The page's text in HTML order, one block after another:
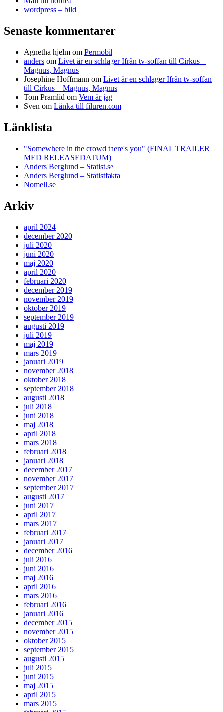
wordpress – bild
Senaste kommentarer
Agnetha hjelm om Permobil
anders om Livet är en schlager Ifrån tv-soffan till Cirkus –
Magnus, Magnus
Josephine Hoffmann om Livet är en schlager Ifrån tv-soffan
till Cirkus – Magnus, Magnus
Tom Pramlid om Vem är jag
Sven om Länka till filuren.com
Länklista
"Somewhere in the crowd there's you" (FINAL TRAILER
MED RELEASEDATUM)
Anders Berglund – Statist.se
Anders Berglund – Statistfakta
Nomell.se
Arkiv
april 2024
december 2020
juli 2020
juni 2020
maj 2020
april 2020
februari 2020
december 2019
november 2019
oktober 2019
september 2019
augusti 2019
juli 2019
maj 2019
mars 2019
januari 2019
november 2018
oktober 2018
september 2018
augusti 2018
juli 2018
juni 2018
maj 2018
april 2018
mars 2018
februari 2018
januari 2018
december 2017
november 2017
september 2017
augusti 2017
juni 2017
april 2017
mars 2017
februari 2017
januari 2017
december 2016
juli 2016
juni 2016
maj 2016
april 2016
mars 2016
februari 2016
januari 2016
december 2015
november 2015
oktober 2015
september 2015
augusti 2015
juli 2015
juni 2015
maj 2015
april 2015
mars 2015